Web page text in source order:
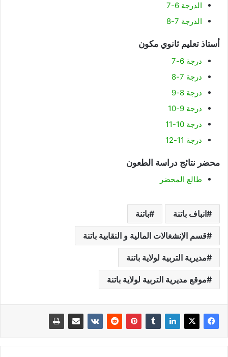
الدرجة 6-7
الدرجة 7-8
أستاذ تعليم ثانوي مكون
درجة 6-7
درجة 7-8
درجة 8-9
درجة 9-10
درجة 10-11
درجة 11-12
محضر نتائج دراسة الطعون
طالع المحضر
انباف باتنة باتنة
قسم الإنشغالات المالية و النقابية باتنة
مديرية التربية لولاية باتنة
موقع مديرية التربية لولاية باتنة